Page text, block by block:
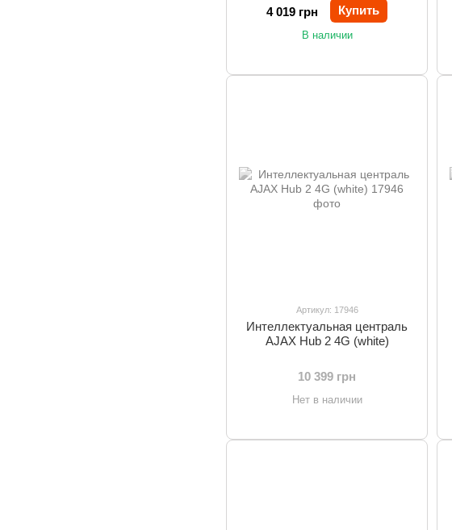
4 019 грн Купить
В наличии
Артикул: 17946
Интеллектуальная централь
AJAX Hub 2 4G (white)
10 399 грн
Нет в наличии